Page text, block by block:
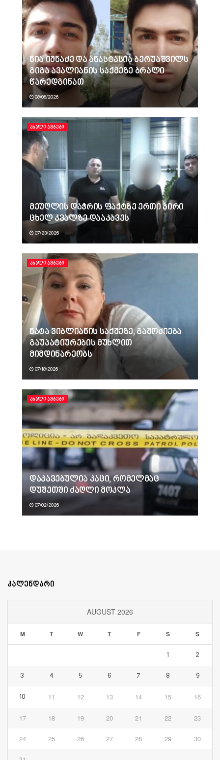
ნია იმნაძე და ანასტასია ბერუაშვილს
გიგა ავალიანის საქმეზე ბრალი
წარედგინათ
08/06/2026
ᲐᲮᲐᲚᲘ ᲐᲛᲑᲔᲑᲘ
მეუღლის დაჭრის ფაქტზე ერთი პირი
ცხელ კვალზე დააკავეს
07/23/2026
ᲐᲮᲐᲚᲘ ᲐᲛᲑᲔᲑᲘ
ნატა ვიბლიანის საქმეზე, გამოძიება
გაუპატიურების მუხლით
მიმდინარეობს
07/18/2026
ᲐᲮᲐᲚᲘ ᲐᲛᲑᲔᲑᲘ
დაკავებულია კაცი, რომელმაც
დუშეთში ძაღლი მოკლა
07/02/2026
კალენდარი
AUGUST 2026
M T W T F S S
1 2
3 4 5 6 7 8 9
10 11 12 13 14 15 16
17 18 19 20 21 22 23
24 25 26 27 28 29 30